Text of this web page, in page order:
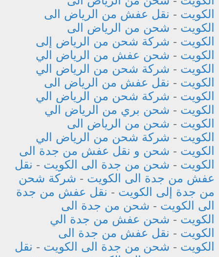
الكويت - نقل عفش من الرياض الى
الكويت - شحن من الرياض الى
الكويت - شركة شحن من الرياض إلى
الكويت - شحن عفش من الرياض الي
الكويت - شركة شحن من الرياض الي
الكويت - نقل عفش من الرياض الى
الكويت - شركة شحن من الرياض الي
الكويت - شحن بري من الرياض الي
الكويت - شحن من الرياض الى
الكويت - شركة شحن من الرياض الي
الكويت - شحن و نقل عفش من جدة الى
الكويت - شحن من جدة الى الكويت - نقل
عفش من جدة الى الكويت - شركة شحن
من جدة إلى الكويت - نقل عفش من جدة
الى الكويت - شحن من جدة الى
الكويت - شحن عفش من جدة الي
الكويت - نقل عفش من جدة الى
الكويت - شحن من جدة الى الكويت - نقل